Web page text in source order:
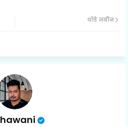
ap
थोडे नवीन